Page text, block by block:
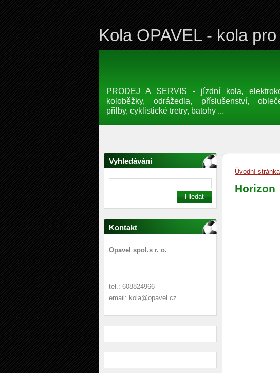
Kola OPAVEL - kola
PRODEJ A SERVIS - jízdní kola,
koloběžky, odrážedla, příslušenství,
přilby, cyklistické tretry, batohy ...
Vyhledávání
Kontakt
Opavel spol.s r. o.
tel.: 608824966
email: kola@opavel.cz
Úvodní stránka
Horizon